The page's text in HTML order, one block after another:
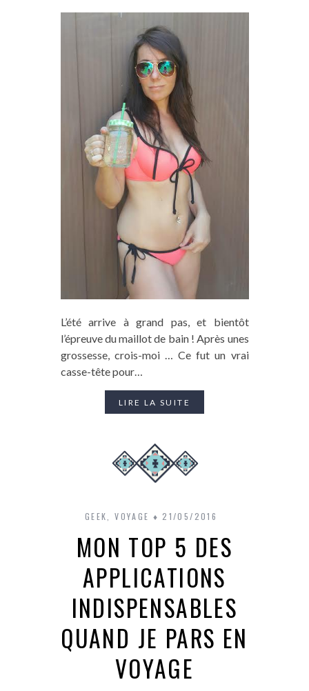
L’été arrive à grand pas, et bientôt
l’épreuve du maillot de bain ! Après unes
grossesse, crois-moi … Ce fut un vrai
casse-tête pour…
LIRE LA SUITE
GEEK ,VOYAGE 21/05/2016
MON TOP 5 DES
APPLICATIONS
INDISPENSABLES
QUAND JE PARS EN
VOYAGE